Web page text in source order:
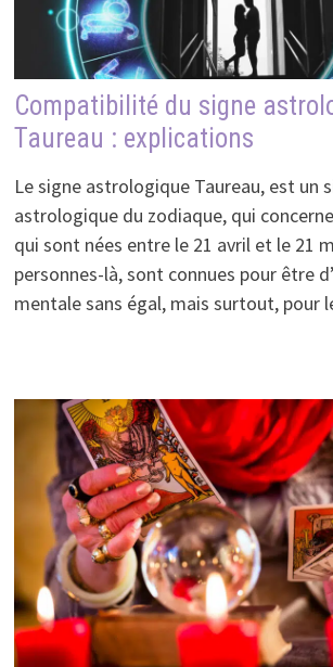
Compatibilité du signe
Taureau : explications
Le signe astrologique Taureau, est un
astrologique du zodiaque, qui
qui sont nées entre le 21 avril et le 21
personnes-là, sont connues pour être
mentale sans égal, mais surtout, pour